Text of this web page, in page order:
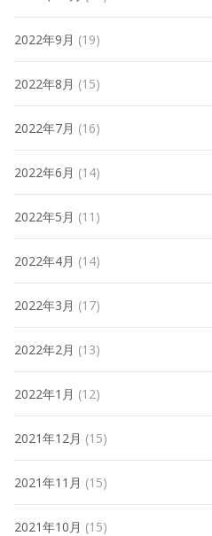
2022年9月 (19)
2022年8月 (15)
2022年7月 (16)
2022年6月 (14)
2022年5月 (11)
2022年4月 (14)
2022年3月 (17)
2022年2月 (13)
2022年1月 (12)
2021年12月 (15)
2021年11月 (15)
2021年10月 (15)